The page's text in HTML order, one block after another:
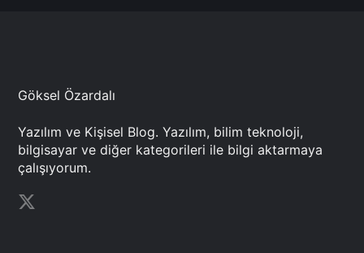
Göksel Özardalı
Yazılım ve Kişisel Blog. Yazılım, bilim teknoloji,
bilgisayar ve diğer kategorileri ile bilgi aktarmaya
çalışıyorum.